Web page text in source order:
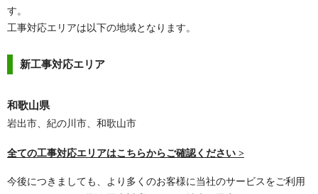
す。
工事対応エリアは以下の地域となります。
新工事対応エリア
和歌山県
岩出市、紀の川市、和歌山市
全ての工事対応エリアはこちらからご確認ください >
今後につきましても、より多くのお客様に当社のサービスをご利用